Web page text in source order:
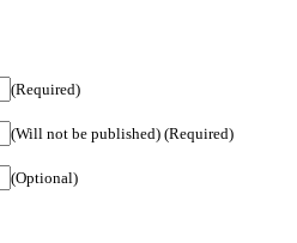
(Required)
(Will not be published) (Required)
(Optional)